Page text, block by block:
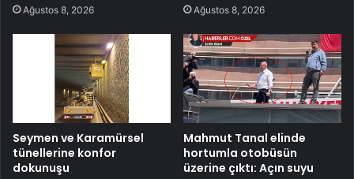
Ağustos 8, 2026 Ağustos 8, 2026
Seymen ve Karamürsel
tünellerine konfor
dokunuşu
Mahmut Tanal elinde
hortumla otobüsün
üzerine çıktı: Açın suyu